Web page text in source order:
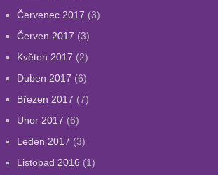
Červenec 2017 (3)
Červen 2017 (3)
Květen 2017 (2)
Duben 2017 (6)
Březen 2017 (7)
Únor 2017 (6)
Leden 2017 (3)
Listopad 2016 (1)